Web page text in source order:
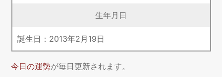
生年月日
誕生日： 2013年2 月 19日
今日の運勢が毎日更新されます。